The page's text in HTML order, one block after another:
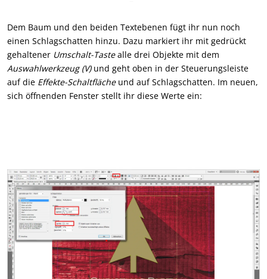
Dem Baum und den beiden Textebenen fügt ihr nun noch
einen Schlagschatten hinzu. Dazu markiert ihr mit gedrückt
gehaltener Umschalt-Tastealle drei Objekte mit dem
Auswahlwerkzeug (V)und geht oben in der Steuerungsleiste
auf die Effekte-Schaltflächeund auf Schlagschatten. Im neuen,
sich öffnenden Fenster stellt ihr diese Werte ein: